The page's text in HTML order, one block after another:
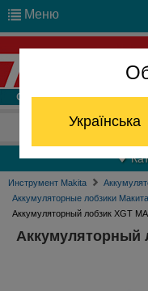
Українська
Меню
Отдел
Инструмент Makita
Аккумуляторные лобзики Макита
Аккумуляторный лобзик XGT
Аккумуляторный